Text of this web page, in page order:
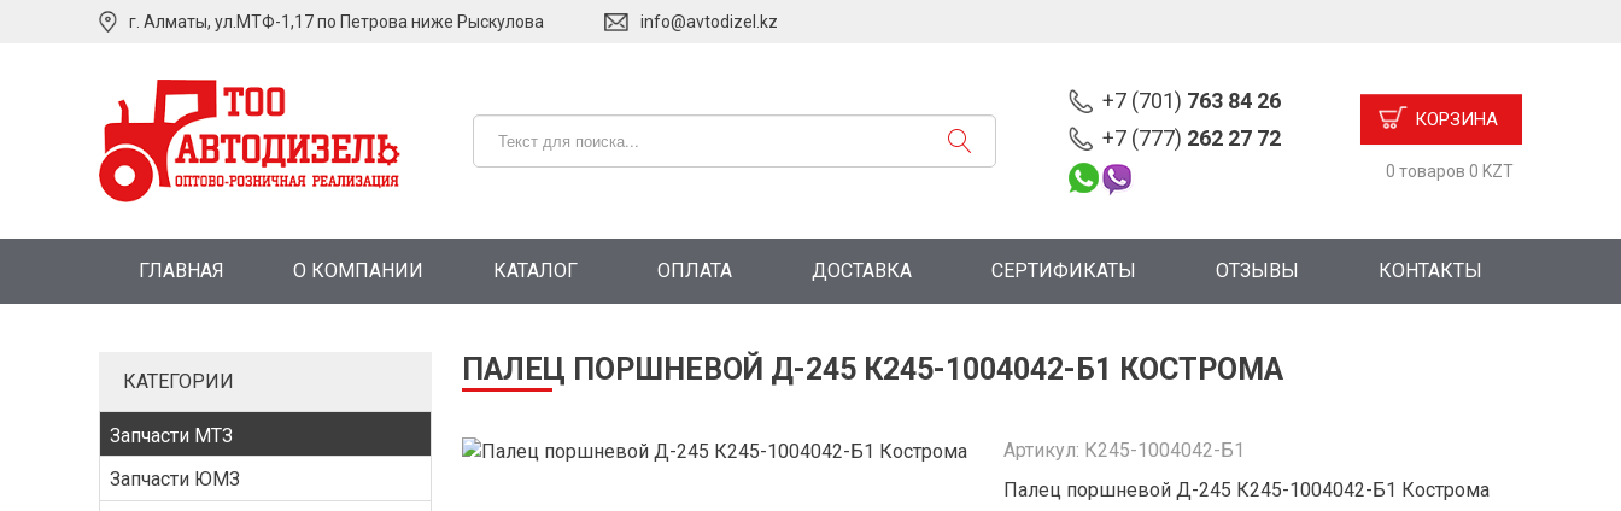
г. Алматы, ул.МТФ-1,17 по Петрова ниже Рыскулова info@avtodizel.kz
+7 (701) 763 84 26
+7 (777) 262 27 72
КОРЗИНА
0 товаров 0 KZT
ГЛАВНАЯ О КОМПАНИИ КАТАЛОГ ОПЛАТА ДОСТАВКА СЕРТИФИКАТЫ ОТЗЫВЫ КОНТАКТЫ
КАТЕГОРИИ
Запчасти МТЗ
Запчасти ЮМЗ
ПАЛЕЦ ПОРШНЕВОЙ Д-245 К245-1004042-Б1 КОСТРОМА
Артикул: К245-1004042-Б1
Палец поршневой Д-245 К245-1004042-Б1 Кострома